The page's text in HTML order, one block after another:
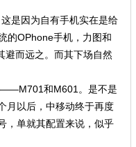
是因为自有手机实在是给
的OPhone手机，力图和
避而远之。而其下场自然
——M701和M601。是不是
月以后，中移动终于再度
，单就其配置来说，似乎